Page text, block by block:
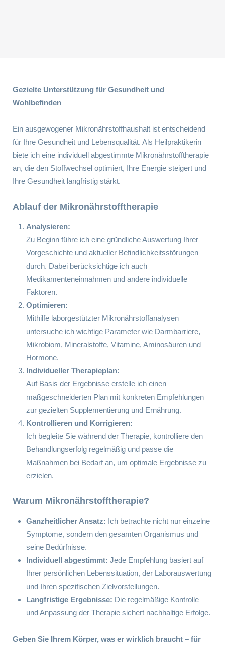
Gezielte Unterstützung für Gesundheit und
Wohlbefinden
Ein ausgewogener Mikronährstoffhaushalt ist entscheidend
für Ihre Gesundheit und Lebensqualität. Als Heilpraktikerin
biete ich eine individuell abgestimmte Mikronährstofftherapie
an, die den Stoffwechsel optimiert, Ihre Energie steigert und
Ihre Gesundheit langfristig stärkt.
Ablauf der Mikronährstofftherapie
Analysieren:
Zu Beginn führe ich eine gründliche Auswertung Ihrer
Vorgeschichte und aktueller Befindlichkeitsstörungen
durch. Dabei berücksichtige ich auch
Medikamenteneinnahmen und andere individuelle
Faktoren.
Optimieren:
Mithilfe laborgestützter Mikronährstoffanalysen
untersuche ich wichtige Parameter wie Darmbarriere,
Mikrobiom, Mineralstoffe, Vitamine, Aminosäuren und
Hormone.
Individueller Therapieplan:
Auf Basis der Ergebnisse erstelle ich einen
maßgeschneiderten Plan mit konkreten Empfehlungen
zur gezielten Supplementierung und Ernährung.
Kontrollieren und Korrigieren:
Ich begleite Sie während der Therapie, kontrolliere den
Behandlungserfolg regelmäßig und passe die
Maßnahmen bei Bedarf an, um optimale Ergebnisse zu
erzielen.
Warum Mikronährstofftherapie?
Ganzheitlicher Ansatz: Ich betrachte nicht nur einzelne
Symptome, sondern den gesamten Organismus und
seine Bedürfnisse.
Individuell abgestimmt: Jede Empfehlung basiert auf
Ihrer persönlichen Lebenssituation, der Laborauswertung
und Ihren spezifischen Zielvorstellungen.
Langfristige Ergebnisse: Die regelmäßige Kontrolle
und Anpassung der Therapie sichert nachhaltige Erfolge.
Geben Sie Ihrem Körper, was er wirklich braucht – für